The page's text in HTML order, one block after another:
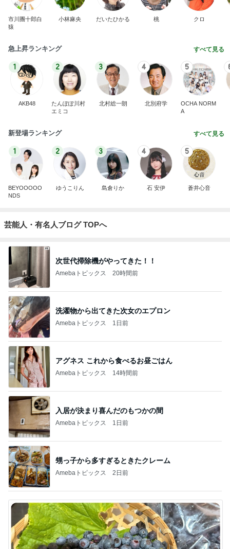
市川團十郎白
猿
小林麻央 だいたひかる 桃 クロ
急上昇ランキング すべて見る
1
AKB48
2
たんぽぽ川村
エミコ
3
北村総一朗
4
北別府学
5
OCHA NORM
A
新登場ランキング すべて見る
1
BEYOOOOO
NDS
2
ゆうこりん
3
島倉りか
4
石 安伊
5
蒼井心音
芸能人・有名人ブログ TOPへ
次世代掃除機がやってきた！！
Amebaトピックス 20時間前
洗濯物から出てきた次女のエプロン
Amebaトピックス 1日前
アグネス これから食べるお昼ごはん
Amebaトピックス 14時間前
入居が決まり喜んだのもつかの間
Amebaトピックス 1日前
甥っ子から多すぎるときたクレーム
Amebaトピックス 2日前